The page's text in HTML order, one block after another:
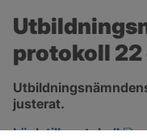
protokoll
justerat.
Länk till protokoll